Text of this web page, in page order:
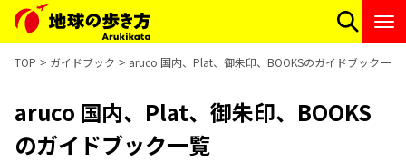
TOP ガイドブック aruco 国内、Plat、御朱印、BOOKSのガイドブック一覧
aruco 国内、Plat、御朱印、BOOKS
のガイドブック一覧